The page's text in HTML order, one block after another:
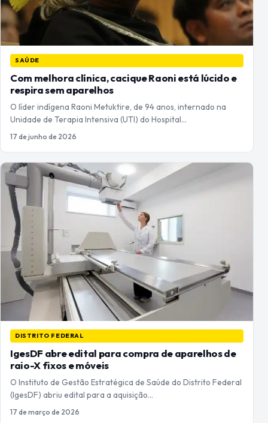
SAÚDE
Com melhora clínica, cacique Raoni está lúcido e
respira sem aparelhos
O líder indígena Raoni Metuktire, de 94 anos, internado na
Unidade de Terapia Intensiva (UTI) do Hospital…
17 de junho de 2026
DISTRITO FEDERAL
IgesDF abre edital para compra de aparelhos de
raio-X fixos e móveis
O Instituto de Gestão Estratégica de Saúde do Distrito Federal
(IgesDF) abriu edital para a aquisição…
17 de março de 2026